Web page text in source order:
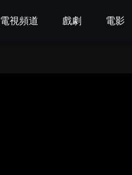
電視頻道 戲劇 電影